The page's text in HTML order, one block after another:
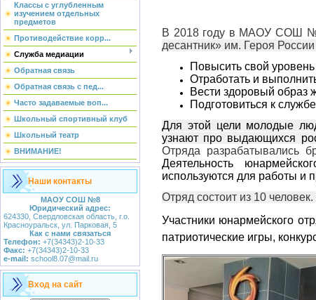
Классы с углубленным
изучением отдельных
предметов
Противодействие корр...
Служба медиации
Обратная связь
Обратная связь с пед...
Часто задаваемые воп...
Школьный спортивный клуб
Школьный театр
ВНИМАНИЕ!
Наши контакты
МАОУ СОШ №8
Юридический адрес:
624330, Свердловская область, г.о.
Красноуральск, ул. Парковая, 5
Как с нами связаться
Телефон: +7(34343)2-10-33
Факс: +7(34343)2-10-33
e-mail: school8.07@mail.ru
Вход на сайт
В 2018 году в МАОУ СОШ №8
десантник» им. Героя
Повысить свой
Отработать и
Вести здоровый образ
Подготовиться к
Для этой цели молодые
узнают про выдающихся
Отряда разрабатывались
Деятельность
используются для работы и
Отряд состоит из 10 человек.
Участники юнармейского
патриотические игры,